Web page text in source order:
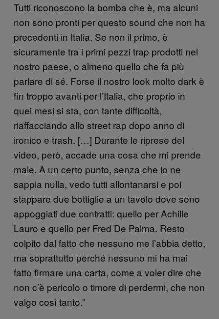
Tutti riconoscono la bomba che è, ma alcuni
non sono pronti per questo sound che non ha
precedenti in Italia. Se non il primo, è
sicuramente tra i primi pezzi trap prodotti nel
nostro paese, o almeno quello che fa più
parlare di sé. Forse il nostro look molto dark è
fin troppo avanti per l’Italia, che proprio in
quei mesi si sta, con tante difficoltà,
riaffacciando allo street rap dopo anno di
ironico e trash. […] Durante le riprese del
video, però, accade una cosa che mi prende
male. A un certo punto, senza che io ne
sappia nulla, vedo tutti allontanarsi e poi
stappare due bottiglie a un tavolo dove sono
appoggiati due contratti: quello per Achille
Lauro e quello per Fred De Palma. Resto
colpito dal fatto che nessuno me l’abbia detto,
ma soprattutto perché nessuno mi ha mai
fatto firmare una carta, come a voler dire che
non c’è pericolo o timore di perdermi, che non
valgo così tanto.”